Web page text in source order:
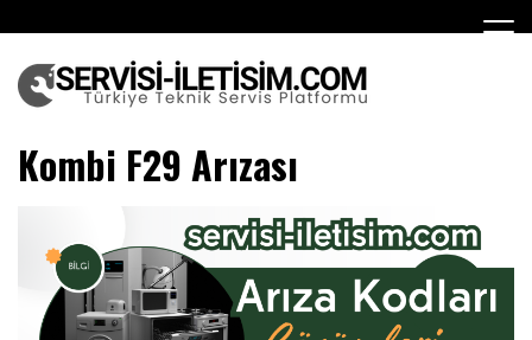
to
content
Teknik Servis
Kombi F29 Arızası